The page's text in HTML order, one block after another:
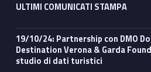
ULTIMI COMUNICATI STAMPA
19/10/24: Partnership con DMO Dolomiti Bellunesi e
Destination Verona & Garda
studio di dati turistici